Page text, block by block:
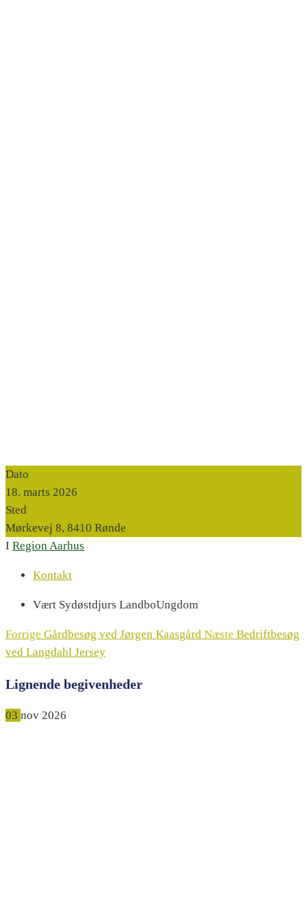
Dato
18. marts 2026
Sted
Mørkevej 8, 8410 Rønde
I Region Aarhus
Kontakt
Vært Sydøstdjurs LandboUngdom
Forrige Gårdbesøg ved Jørgen Kaasgård Næste Bedriftbesøg
ved Langdahl Jersey
Lignende begivenheder
03 nov 2026